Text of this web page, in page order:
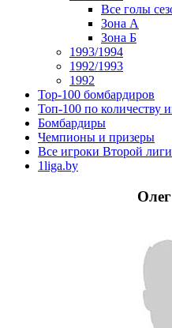
Все голы
Зона А
Зона Б
1993/1994
1992/1993
1992
Top-100 бомбардиров
Топ-100 по количеству
Бомбардиры
Чемпионы и призеры
Все игроки Второй лиги
1liga.by